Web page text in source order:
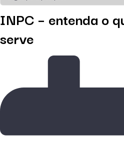
INPC – entenda o
serve